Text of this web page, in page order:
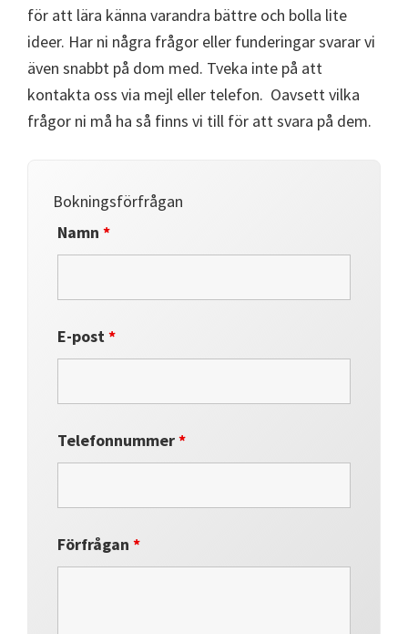
för att lära känna varandra bättre och bolla lite
ideer. Har ni några frågor eller funderingar svarar vi
även snabbt på dom med. Tveka inte på att
kontakta oss via mejl eller telefon. Oavsett vilka
frågor ni må ha så finns vi till för att svara på dem.
Bokningsförfrågan
Namn*
E-post*
Telefonnummer*
Förfrågan*